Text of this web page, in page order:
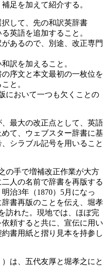
足を加えて紹介する。
して、先の和訳英辞書
英語を追加すること。
あるので、別途、改正専門
訳を加えること。
序文と本文最初の一枚位を
と。
において一つも欠くことの
最大の改正点として、英語
て、ウェブスター辞書に基
シラブル記号を用いること
の手で増補改正作業が大方
人の名前で辞書を再版する
治3年（1870）5月になっ
書再版のことを伝え、堀孝
訪れた。現地では、ほぼ完
頼すると共に、宣伝に用い
書用紙と摺り見本を持参し
は、五代友厚と堀孝之にと